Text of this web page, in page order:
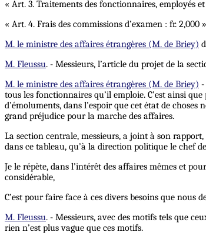
« Art. 3. Traitements des fonctionnaires, employés
« Art. 4. Frais des commissions d’examen : fr. 2,000 »
M. le ministre des affaires étrangères (M. de Briey)
M. Fleussu. - Messieurs, l’article du projet de la
M. le ministre des affaires étrangères (M. de Briey) -
tous les fonctionnaires qu’il emploie. C’est ainsi
d’émoluments, dans l’espoir que cet état de
grand préjudice pour la marche des affaires.
La section centrale, messieurs, a joint à son
dans ce tableau, qu’à la direction politique le chef
Je le répète, dans l’intérêt des affaires mêmes et
considérable,
C’est pour faire face à ces divers besoins que nous
M. Fleussu. - Messieurs, avec des motifs tels que
rien n’est plus vague que ces motifs.